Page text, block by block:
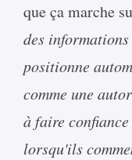
que ça marche
des
positionne
comme une
à faire
lorsqu'ils